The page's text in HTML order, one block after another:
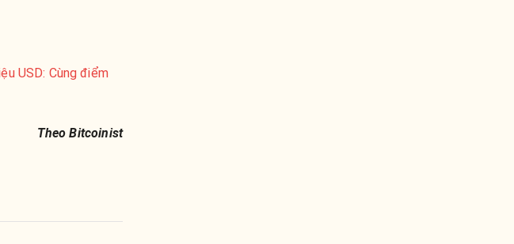
USD: Cùng điểm
Theo Bitcoinist